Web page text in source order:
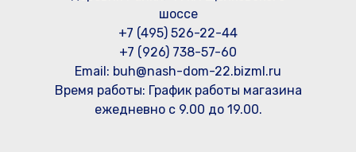
шоссе
+7 (495) 526-22-44
+7 (926) 738-57-60
Email: buh@nash-dom-22.bizml.ru
Время работы: График работы магазина
ежедневно с 9.00 до 19.00.